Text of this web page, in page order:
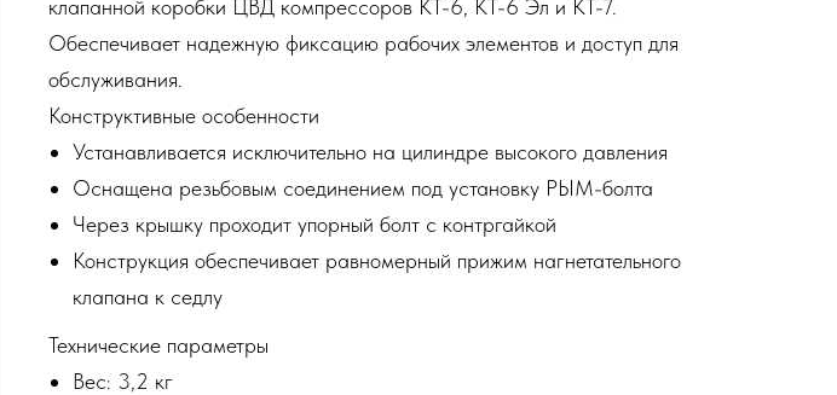
клапанной коробки ЦВД компрессоров КТ-6, КТ-6 Эл и КТ-7.
Обеспечивает надежную фиксацию рабочих элементов и доступ для
обслуживания.
Конструктивные особенности
Устанавливается исключительно на цилиндре высокого давления
Оснащена резьбовым соединением под установку РЫМ-болта
Через крышку проходит упорный болт с контргайкой
Конструкция обеспечивает равномерный прижим нагнетательного
клапана к седлу
Технические параметры
Вес: 3,2 кг